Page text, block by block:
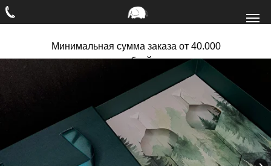
Минимальная сумма заказа от 40.000
рублей